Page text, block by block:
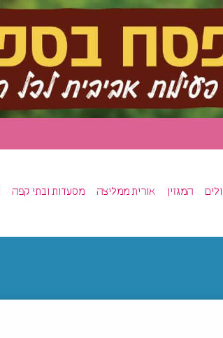
המגזין אורית ממליצה מסעדות ובתי קפה